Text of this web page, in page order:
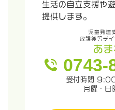
生活の自立支援や
提供します。
児童発達
放課後等デイ
あま
0743-
受付時間
月曜・日